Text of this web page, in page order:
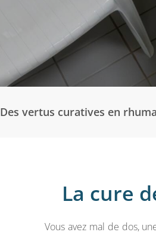
Des vertus curatives en
La cure
Vous avez mal de dos,